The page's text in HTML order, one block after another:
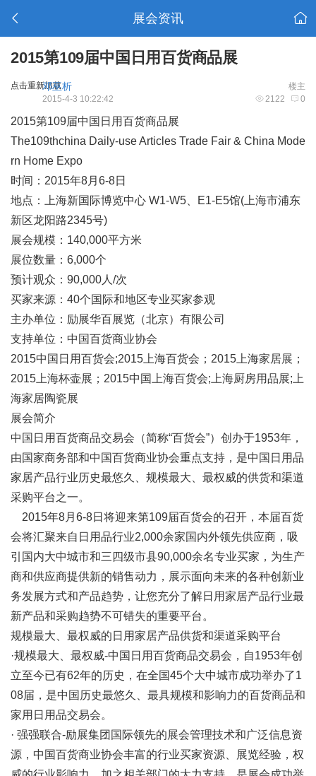
展会资讯
2015第109届中国日用百货商品展
点击重新加载 楼主
邓巫析
2122 0
2015-4-3 10:22:42
2015第109届中国日用百货商品展
The109thchina Daily-use Articles Trade Fair & China Mode
rn Home Expo
时间：2015年8月6-8日
地点：上海新国际博览中心 W1-W5、E1-E5馆(上海市浦东
新区龙阳路2345号)
展会规模：140,000平方米
展位数量：6,000个
预计观众：90,000人/次
买家来源：40个国际和地区专业买家参观
主办单位：励展华百展览（北京）有限公司
支持单位：中国百货商业协会
2015中国日用百货会;2015上海百货会；2015上海家居展；
2015上海杯壶展；2015中国上海百货会;上海厨房用品展;上
海家居陶瓷展
展会简介
中国日用百货商品交易会（简称“百货会”）创办于1953年，
由国家商务部和中国百货商业协会重点支持，是中国日用品
家居产品行业历史最悠久、规模最大、最权威的供货和渠道
采购平台之一。
2015年8月6-8日将迎来第109届百货会的召开，本届百货
会将汇聚来自日用品行业2,000余家国内外领先供应商，吸
引国内大中城市和三四级市县90,000余名专业买家，为生产
商和供应商提供新的销售动力，展示面向未来的各种创新业
务发展方式和产品趋势，让您充分了解日用家居产品行业最
新产品和采购趋势不可错失的重要平台。
规模最大、最权威的日用家居产品供货和渠道采购平台
·规模最大、最权威-中国日用百货商品交易会，自1953年创
立至今已有62年的历史，在全国45个大中城市成功举办了1
08届，是中国历史最悠久、最具规模和影响力的百货商品和
家用日用品交易会。
· 强强联合-励展集团国际领先的展会管理技术和广泛信息资
源，中国百货商业协会丰富的行业买家资源、展览经验，权